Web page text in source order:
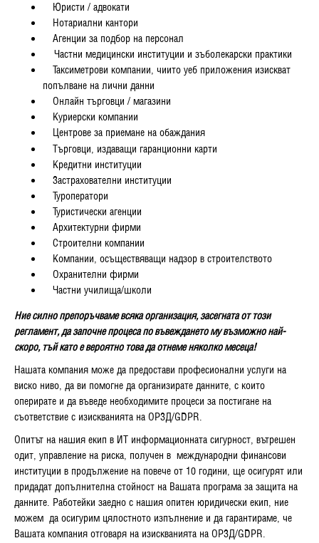
Юристи / адвокати
Нотариални кантори
Агенции за подбор на персонал
Частни медицински институции и зъболекарски практики
Таксиметрови компании, чиито уеб приложения изискват
попълване на лични данни
Онлайн търговци / магазини
Куриерски компании
Центрове за приемане на обаждания
Търговци, издаващи гаранционни карти
Кредитни институции
Застрахователни институции
Туроператори
Туристически агенции
Архитектурни фирми
Строителни компании
Компании, осъществяващи надзор в строителството
Охранителни фирми
Частни училища/школи
Ние силно препоръчваме всяка организация, засегната от този
регламент, да започне процеса по въвеждането му възможно най-
скоро, тъй като е вероятно това да отнеме няколко месеца!
Нашата компания може да предостави професионални услуги на
виско ниво, да ви помогне да организирате данните, с които
оперирате и да въведе необходимите процеси за постигане на
съответствие с изискванията на ОРЗД/GDPR.
Опитът на нашия екип в ИТ информационната сигурност, вътрешен
одит, управление на риска, получен в международни финансови
институции в продължение на повече от 10 години, ще осигурят или
придадат допълнителна стойност на Вашата програма за защита на
данните. Работейки заедно с нашия опитен юридически екип, ние
можем да осигурим цялостното изпълнение и да гарантираме, че
Вашата компания отговаря на изискванията на ОРЗД/GDPR.